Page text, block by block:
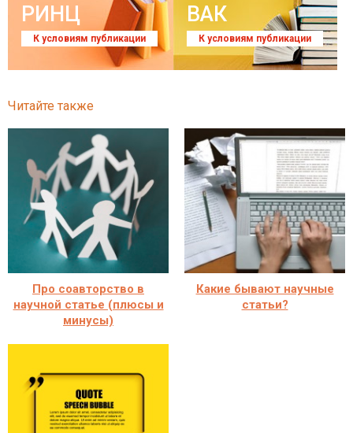
РИНЦ
К условиям публикации
ВАК
К условиям публикации
Читайте также
Про соавторство в
научной статье (плюсы и
минусы)
Какие бывают научные
статьи?